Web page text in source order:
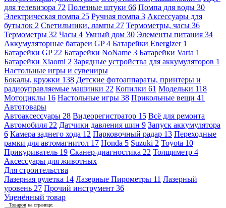
для телевизора 72 Полезные штуки 66 Помпа для воды 30
Электрическая помпа 25 Ручная помпа 3 Аксессуары для
бутылок 2 Светильники, лампы 27 Термометры, часы 36
Термометры 32 Часы 4 Умный дом 30 Элементы питания 34
Аккумуляторные батареи GP4 Батарейки Energizer 1
Батарейки GP 22 Батарейки NoName 3 Батарейки Varta 1
Батарейки Xiaomi 2 Зарядные устройства для аккумуляторов 1
Настольные игры и сувениры
Бокалы, кружки 138 Детские фотоаппараты, принтеры и
радиоуправляемые машинки 22 Копилки 61 Модельки 118
Мотоциклы 16 Настольные игры 38 Прикольные вещи 41
Автотовары
Автоаксессуары 28 Видеорегистратор 15 Всё для ремонта
Автомобиля 22 Датчики давления шин 9 Запуск аккумулятора
6 Камера заднего хода 12 Парковочный радар 13 Переходные
рамки для автомагнитол 17 Honda 5 Suzuki 2 Toyota 10
Прикуриватель 19 Сканер-диагностика 22 Толщиметр 4
Аксессуары для животных
Для строительства
Лазерная рулетка 14 Лазерные Пирометры 11 Лазерный
уровень 27 Прочий инструмент 36
Уценённый товар
Товаров на странице: